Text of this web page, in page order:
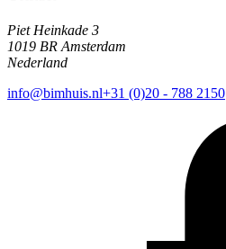
Piet Heinkade 3
1019 BR Amsterdam
Nederland
info@bimhuis.nl+31 (0)20 - 788 2150